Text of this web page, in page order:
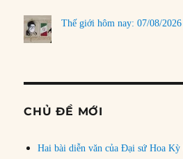
Thế giới hôm nay: 07/08/2026
CHỦ ĐỀ MỚI
Hai bài diễn văn của Đại sứ Hoa